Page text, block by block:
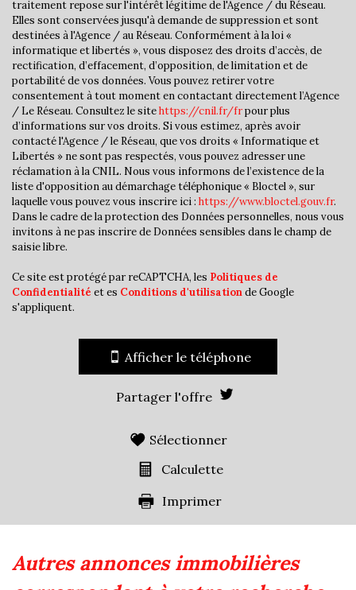
Bibliothèque
Gare ferroviaire
Bureau de poste
Mairie
Presse et Tabac
statistiques
Nombre d'habitants
36 240
Taxe habitation
Taxe foncière
Habitants de moins de 25 ans
Habitants de 25 à 55 ans
Familles sans enfant
Familles avec 1 ou 2 enfants
traitement repose sur l'intérêt légitime de l'Agence / du Réseau.
Elles sont conservées jusqu'à demande de suppression et sont
destinées à l'Agence / au Réseau. Conformément à la loi «
informatique et libertés », vous disposez des droits d’accès, de
rectification, d’effacement, d’opposition, de limitation et de
portabilité de vos données. Vous pouvez retirer votre
consentement à tout moment en contactant directement l’Agence
/ Le Réseau. Consultez le sitehttps://cnil.fr/frpour plus
d’informations sur vos droits. Si vous estimez, après avoir
contacté l'Agence / le Réseau, que vos droits « Informatique et
Libertés » ne sont pas respectés, vous pouvez adresser une
réclamation à la CNIL. Nous vous informons de l’existence de la
liste d'opposition au démarchage téléphonique « Bloctel », sur
laquelle vous pouvez vous inscrire ici : https://www.bloctel.gouv.fr.
Dans le cadre de la protection des Données personnelles, nous vous
invitons à ne pas inscrire de Données sensibles dans le champ de
saisie libre.
Ce site est protégé par reCAPTCHA, les Politiques de
Confidentialité et es Conditions d'utilisationde Google
s'appliquent.
Afficher le téléphone
Partager l'offre
Sélectionner
Calculette
Imprimer
autres annonces immobilières